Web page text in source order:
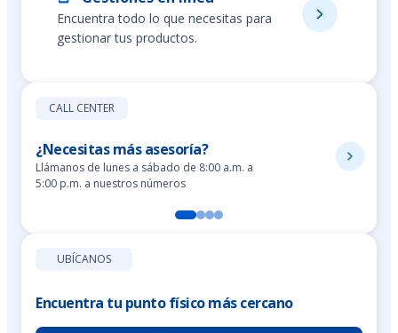
Encuentra todo lo que necesitas para
gestionar tus productos.
CALL CENTER
¿Necesitas más asesoría?
Llámanos de lunes a sábado de 8:00 a.m. a
5:00 p.m. a nuestros números
UBÍCANOS
Encuentra tu punto físico más cercano